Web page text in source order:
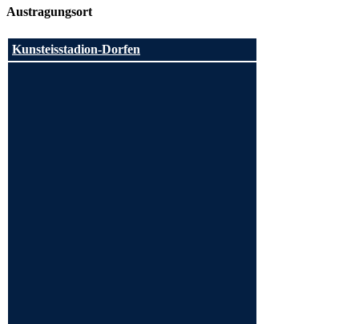
Austragungsort
Kunsteisstadion-Dorfen